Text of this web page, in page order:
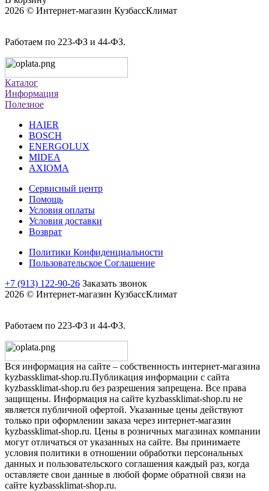
2026 © Интернет-магазин КузбассКлимат
Работаем по 223-ФЗ и 44-ФЗ.
Каталог
Информация
Полезное
HAIER
BOSCH
ENERGOLUX
MIDEA
AXIOMA
Сервисный центр
Помощь
Условия оплаты
Условия доставки
Возврат
Политики Конфиденциальности
Пользовательское Соглашение
+7 (913) 122-90-26 Заказать звонок
2026 © Интернет-магазин КузбассКлимат
Работаем по 223-ФЗ и 44-ФЗ.
Вся информация на сайте – собственность интернет-магазина
kyzbassklimat-shop.ru.Публикация информации с сайта
kyzbassklimat-shop.ru без разрешения запрещена. Все права
защищены. Информация на сайте kyzbassklimat-shop.ru не
является публичной офертой. Указанные цены действуют
только при оформлении заказа через интернет-магазин
kyzbassklimat-shop.ru. Цены в розничных магазинах компании
могут отличаться от указанных на сайте. Вы принимаете
условия политики в отношении обработки персональных
данных и пользовательского соглашения каждый раз, когда
оставляете свои данные в любой форме обратной связи на
сайте kyzbassklimat-shop.ru.